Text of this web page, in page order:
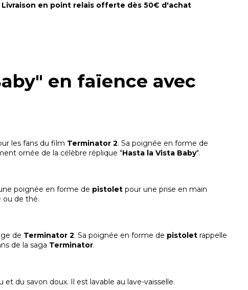
Livraison en point relais offerte dès 50€ d'achat
en faïence avec
les fans du film Terminator 2. Sa poignée en forme de
ornée de la célèbre réplique "Hasta la Vista Baby".
poignée en forme de pistolet pour une prise en main
ou de thé.
de Terminator 2. Sa poignée en forme de pistolet rappelle
de la saga Terminator.
du savon doux. Il est lavable au lave-vaisselle.